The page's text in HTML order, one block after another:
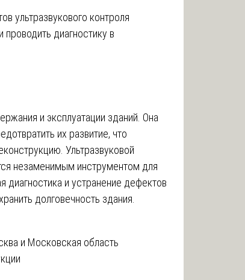
ультразвукового контроля
диагностику в
и эксплуатации зданий. Она
их развитие, что
Ультразвуковой
незаменимым инструментом для
диагностика и устранение дефектов
долговечность здания.
и Московская область